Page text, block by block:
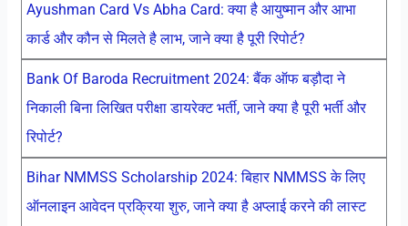
Ayushman Card Vs Abha Card: क्या है आयुष्मान और आभा
कार्ड और कौन से मिलते है लाभ, जाने क्या है पूरी रिपोर्ट?
Bank Of Baroda Recruitment 2024: बैंक ऑफ बड़ौदा ने
निकाली बिना लिखित परीक्षा डायरेक्ट भर्ती, जाने क्या है पूरी भर्ती और
रिपोर्ट?
Bihar NMMSS Scholarship 2024: बिहार NMMSS के लिए
ऑनलाइन आवेदन प्रक्रिया शुरु, जाने क्या है अप्लाई करने की लास्ट